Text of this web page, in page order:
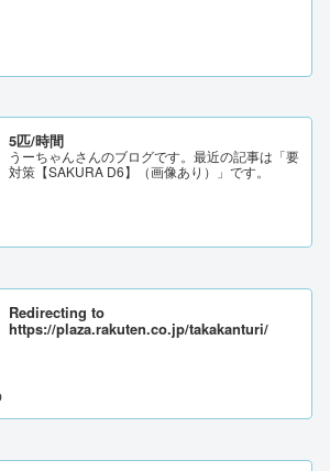
5匹/時間
うーちゃんさんのブログです。最近の記事は「要
対策【SAKURA D6】（画像あり）」です。
Redirecting to
https://plaza.rakuten.co.jp/takakanturi/